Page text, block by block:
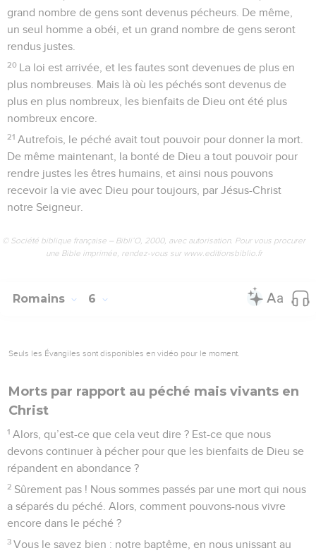
grand nombre de gens sont devenus pécheurs. De même,
un seul homme a obéi, et un grand nombre de gens seront
rendus justes.
20 La loi est arrivée, et les fautes sont devenues de plus en
plus nombreuses. Mais là où les péchés sont devenus de
plus en plus nombreux, les bienfaits de Dieu ont été plus
nombreux encore.
21 Autrefois, le péché avait tout pouvoir pour donner la mort.
De même maintenant, la bonté de Dieu a tout pouvoir pour
rendre justes les êtres humains, et ainsi nous pouvons
recevoir la vie avec Dieu pour toujours, par Jésus-Christ
notre Seigneur.
© Société biblique française – Bibli’O, 2000, avec autorisation. Pour vous procurer
une Bible imprimée, rendez-vous sur www.editionsbiblio.fr
Romains 6
Seuls les Évangiles sont disponibles en vidéo pour le moment.
Morts par rapport au péché mais vivants en
Christ
1 Alors, qu’est-ce que cela veut dire ? Est-ce que nous
devons continuer à pécher pour que les bienfaits de Dieu se
répandent en abondance ?
2 Sûrement pas ! Nous sommes passés par une mort qui nous
a séparés du péché. Alors, comment pouvons-nous vivre
encore dans le péché ?
3 Vous le savez bien : notre baptême, en nous unissant au